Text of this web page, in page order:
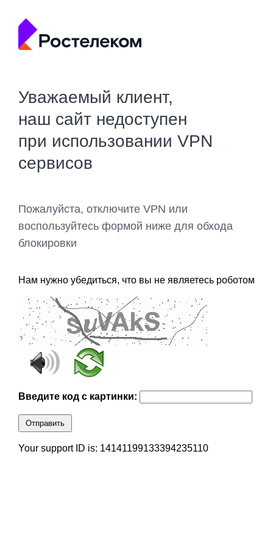
Уважаемый клиент,
наш сайт недоступен
при использовании VPN
сервисов
Пожалуйста, отключите VPN или
воспользуйтесь формой ниже для обхода
блокировки
Нам нужно убедиться, что вы не являетесь роботом
Введите код с картинки:
Отправить
Your support ID is: 14141199133394235110